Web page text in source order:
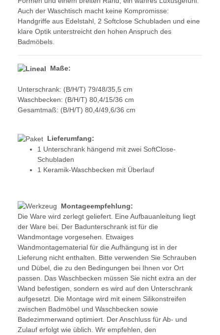
Auch der Waschtisch macht keine Kompromisse:
Handgriffe aus Edelstahl, 2 Softclose Schubladen und eine
klare Optik unterstreicht den hohen Anspruch des
Badmöbels.
Maße:
Unterschrank: (B/H/T) 79/48/35,5 cm
Waschbecken: (B/H/T) 80,4/15/36 cm
Gesamtmaß: (B/H/T) 80,4/49,6/36 cm
Lieferumfang:
1 Unterschrank hängend mit zwei SoftClose-
Schubladen
1 Keramik-Waschbecken mit Überlauf
Montageempfehlung:
Die Ware wird zerlegt geliefert. Eine Aufbauanleitung liegt
der Ware bei. Der Badunterschrank ist für die
Wandmontage vorgesehen. Etwaiges
Wandmontagematerial für die Aufhängung ist in der
Lieferung nicht enthalten. Bitte verwenden Sie Schrauben
und Dübel, die zu den Bedingungen bei Ihnen vor Ort
passen. Das Waschbecken müssen Sie nicht extra an der
Wand befestigen, sondern es wird auf den Unterschrank
aufgesetzt. Die Montage wird mit einem Silikonstreifen
zwischen Badmöbel und Waschbecken sowie
Badezimmerwand optimiert. Der Anschluss für Ab- und
Zulauf erfolgt wie üblich. Wir empfehlen, den